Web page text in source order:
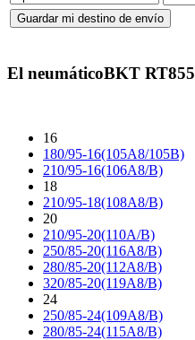
El neumáticoBKT RT855
16
180/95-16(105A8/105B)
210/95-16(106A8/B)
18
210/95-18(108A8/B)
20
210/95-20(110A/B)
250/85-20(116A8/B)
280/85-20(112A8/B)
320/85-20(119A8/B)
24
250/85-24(109A8/B)
280/85-24(115A8/B)